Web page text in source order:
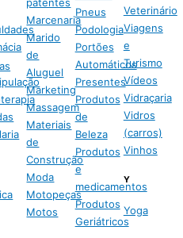
Marcenaria
Marido
de
Aluguel
Marketing
Massagem
Materiais
de
Construção
Moda
Motopeças
Motos
Pneus
Podologia
Portões
Automáticos
Presentes
Produtos
de
Beleza
Produtos
e
medicamentos
Produtos
Geriátricos
Veterinário
Viagens
e
Turismo
Vídeos
Vidraçaria
Vidros
(carros)
Vinhos
Y
Yoga